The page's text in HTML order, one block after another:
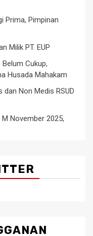
Prima, Pimpinan
Milik PT. EUP
Cukup,
Husada Mahakam
dan Non Medis RSUD
M November 2025,